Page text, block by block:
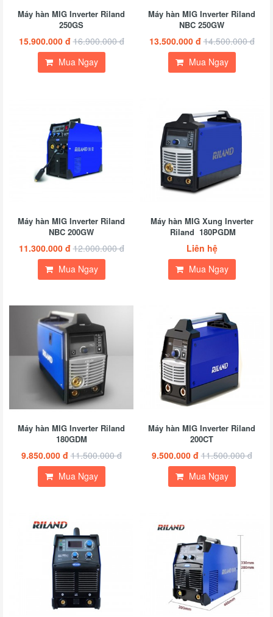
Máy hàn MIG Inverter Riland
250GS
15.900.000 đ 16.900.000 đ
Mua Ngay
Máy hàn MIG Inverter Riland
NBC 250GW
13.500.000 đ 14.500.000 đ
Mua Ngay
Máy hàn MIG Inverter Riland
NBC 200GW
11.300.000 đ 12.000.000 đ
Mua Ngay
Máy hàn MIG Xung Inverter
Riland 180PGDM
Liên hệ
Mua Ngay
Máy hàn MIG Inverter Riland
180GDM
9.850.000 đ 11.500.000 đ
Mua Ngay
Máy hàn MIG Inverter Riland
200CT
9.500.000 đ 11.500.000 đ
Mua Ngay